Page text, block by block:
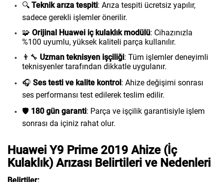
🔍 Teknik arıza tespiti: Arıza tespiti ücretsiz yapılır,
sadece gerekli işlemler önerilir.
🧩 Orijinal Huawei iç kulaklık modülü: Cihazınızla
%100 uyumlu, yüksek kaliteli parça kullanılır.
👨‍🔧 Uzman teknisyen işçiliği: Tüm işlemler deneyimli
teknisyenler tarafından dikkatle uygulanır.
🎧 Ses testi ve kalite kontrol: Ahize değişimi sonrası
ses performansı test edilerek teslim edilir.
🛡️ 180 gün garanti: Parça ve işçilik garantisiyle işlem
sonrası da içiniz rahat olur.
Huawei Y9 Prime 2019 Ahize (İç
Kulaklık) Arızası Belirtileri ve Nedenleri